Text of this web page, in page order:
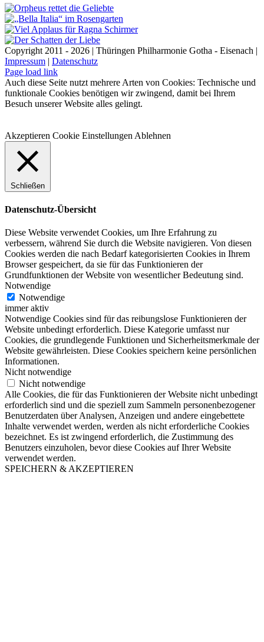
Copyright 2011 - 2026 | Thüringen Philharmonie Gotha - Eisenach |
Impressum | Datenschutz
Facebook
Instagram
WhatsApp
YouTube
E-
Mail
Telefon
Page load link
Auch diese Seite nutzt mehrere Arten von Cookies: Technische und
funktionale Cookies benötigen wir zwingend, damit bei Ihrem
Besuch unserer Website alles gelingt.
Akzeptieren Cookie Einstellungen Ablehnen
Schließen
Datenschutz-Übersicht
Diese Website verwendet Cookies, um Ihre Erfahrung zu
verbessern, während Sie durch die Website navigieren. Von diesen
Cookies werden die nach Bedarf kategorisierten Cookies in Ihrem
Browser gespeichert, da sie für das Funktionieren der
Grundfunktionen der Website von wesentlicher Bedeutung sind.
Notwendige
Notwendige
immer aktiv
Notwendige Cookies sind für das reibungslose Funktionieren der
Website unbedingt erforderlich. Diese Kategorie umfasst nur
Cookies, die grundlegende Funktionen und Sicherheitsmerkmale der
Website gewährleisten. Diese Cookies speichern keine persönlichen
Informationen.
Nicht notwendige
Nicht notwendige
Alle Cookies, die für das Funktionieren der Website nicht unbedingt
erforderlich sind und die speziell zum Sammeln personenbezogener
Benutzerdaten über Analysen, Anzeigen und andere eingebettete
Inhalte verwendet werden, werden als nicht erforderliche Cookies
bezeichnet. Es ist zwingend erforderlich, die Zustimmung des
Benutzers einzuholen, bevor diese Cookies auf Ihrer Website
verwendet werden.
SPEICHERN & AKZEPTIEREN